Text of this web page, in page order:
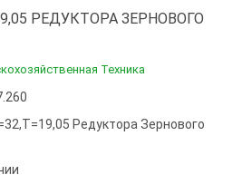
РЕДУКТОРА ЗЕРНОВОГО
Техника
Редуктора Зернового